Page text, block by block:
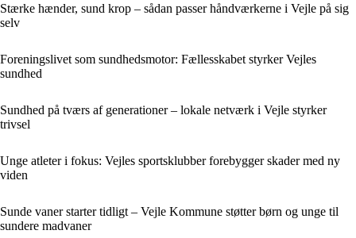
Stærke hænder, sund krop – sådan passer håndværkerne i Vejle på sig
selv
Foreningslivet som sundhedsmotor: Fællesskabet styrker Vejles
sundhed
Sundhed på tværs af generationer – lokale netværk i Vejle styrker
trivsel
Unge atleter i fokus: Vejles sportsklubber forebygger skader med ny
viden
Sunde vaner starter tidligt – Vejle Kommune støtter børn og unge til
sundere madvaner